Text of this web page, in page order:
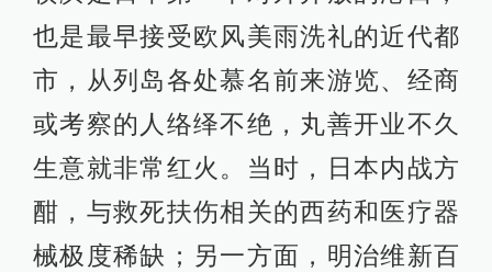
也是最早接受欧风美雨洗礼的近代都
市，从列岛各处慕名前来游览、经商
或考察的人络绎不绝，丸善开业不久
生意就非常红火。当时，日本内战方
酣，与救死扶伤相关的西药和医疗器
械极度稀缺；另一方面，明治维新百